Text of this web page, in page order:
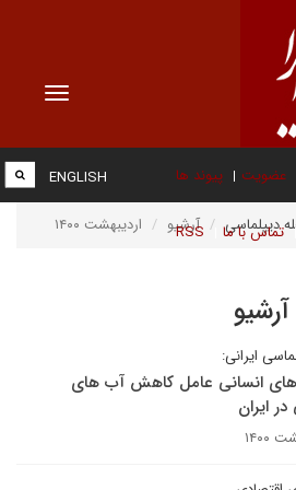
Toggle
عضویت پیوند ها
تماس با ما RSS
ENGLISH
دیپلماسی آرشیو اردیبهشت ۱۴۰۰
ایرانی:
انسانی عامل کاهش آب های
ایران